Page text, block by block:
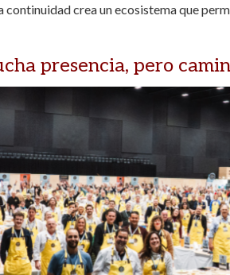
continuidad crea un ecosistema que
presencia, pero